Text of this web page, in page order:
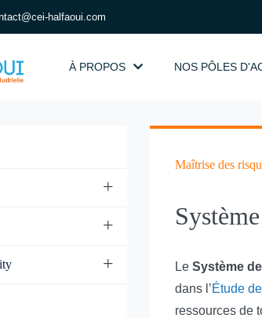
halfaoui.com
À PROPOS NOS PÔLES
+
+
+
Maîtrise des
Le Système
dans l’Étude
ressources de